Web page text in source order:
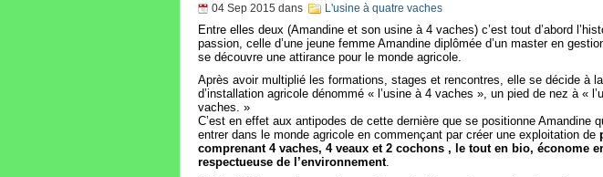
04 Sep 2015 dans L'usine à quatre vaches
Entre elles deux (Amandine et son usine à 4 vaches) c’est tout d’abord
passion, celle d’une jeune femme Amandine diplômée d’un master en
se découvre une attirance pour le monde agricole.
Après avoir multiplié les formations, stages et rencontres, elle se décide à
d’installation agricole dénommé « l’usine à 4 vaches », un pied de nez à «
vaches. »
C’est en effet aux antipodes de cette dernière que se positionne Amandine
entrer dans le monde agricole en commençant par créer une exploitation de
comprenant 4 vaches, 4 veaux et 2 cochons , le tout en bio, économe
respectueuse de l’environnement.